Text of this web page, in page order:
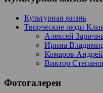
Культурная жизнь
Творческие люди
Алексей
Ирина
Комаров
Виктор
Фотогалереи